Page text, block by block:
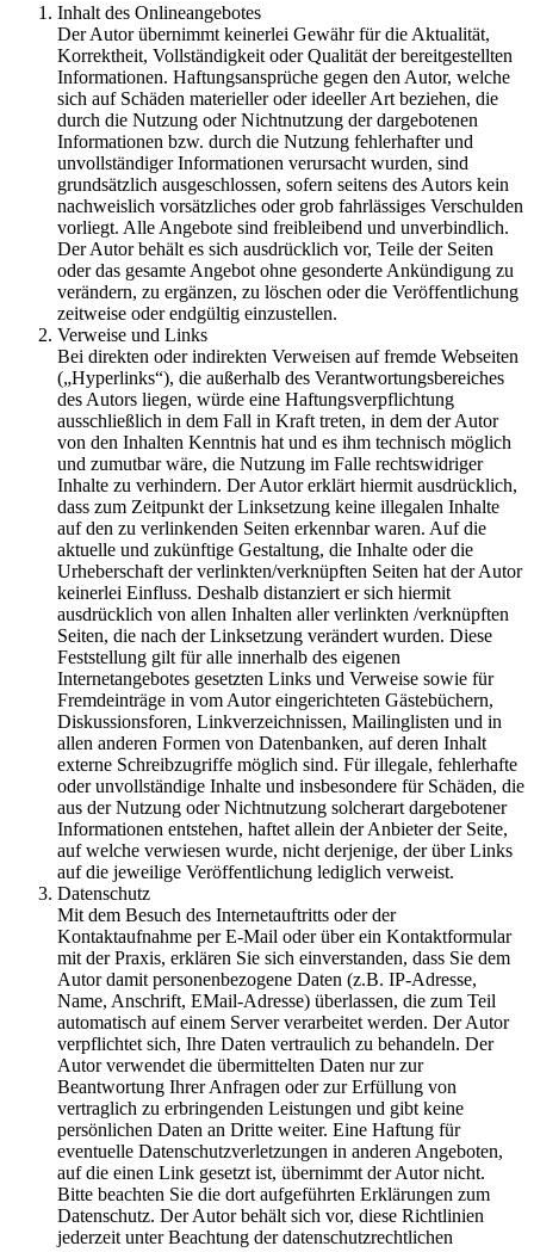
Inhalt des Onlineangebotes
Der Autor übernimmt keinerlei Gewähr für die Aktualität,
Korrektheit, Vollständigkeit oder Qualität der bereitgestellten
Informationen. Haftungsansprüche gegen den Autor, welche
sich auf Schäden materieller oder ideeller Art beziehen, die
durch die Nutzung oder Nichtnutzung der dargebotenen
Informationen bzw. durch die Nutzung fehlerhafter und
unvollständiger Informationen verursacht wurden, sind
grundsätzlich ausgeschlossen, sofern seitens des Autors kein
nachweislich vorsätzliches oder grob fahrlässiges Verschulden
vorliegt. Alle Angebote sind freibleibend und unverbindlich.
Der Autor behält es sich ausdrücklich vor, Teile der Seiten
oder das gesamte Angebot ohne gesonderte Ankündigung zu
verändern, zu ergänzen, zu löschen oder die Veröffentlichung
zeitweise oder endgültig einzustellen.
Verweise und Links
Bei direkten oder indirekten Verweisen auf fremde Webseiten
(„Hyperlinks“), die außerhalb des Verantwortungsbereiches
des Autors liegen, würde eine Haftungsverpflichtung
ausschließlich in dem Fall in Kraft treten, in dem der Autor
von den Inhalten Kenntnis hat und es ihm technisch möglich
und zumutbar wäre, die Nutzung im Falle rechtswidriger
Inhalte zu verhindern. Der Autor erklärt hiermit ausdrücklich,
dass zum Zeitpunkt der Linksetzung keine illegalen Inhalte
auf den zu verlinkenden Seiten erkennbar waren. Auf die
aktuelle und zukünftige Gestaltung, die Inhalte oder die
Urheberschaft der verlinkten/verknüpften Seiten hat der Autor
keinerlei Einfluss. Deshalb distanziert er sich hiermit
ausdrücklich von allen Inhalten aller verlinkten /verknüpften
Seiten, die nach der Linksetzung verändert wurden. Diese
Feststellung gilt für alle innerhalb des eigenen
Internetangebotes gesetzten Links und Verweise sowie für
Fremdeinträge in vom Autor eingerichteten Gästebüchern,
Diskussionsforen, Linkverzeichnissen, Mailinglisten und in
allen anderen Formen von Datenbanken, auf deren Inhalt
externe Schreibzugriffe möglich sind. Für illegale, fehlerhafte
oder unvollständige Inhalte und insbesondere für Schäden, die
aus der Nutzung oder Nichtnutzung solcherart dargebotener
Informationen entstehen, haftet allein der Anbieter der Seite,
auf welche verwiesen wurde, nicht derjenige, der über Links
auf die jeweilige Veröffentlichung lediglich verweist.
Datenschutz
Mit dem Besuch des Internetauftritts oder der
Kontaktaufnahme per E-Mail oder über ein Kontaktformular
mit der Praxis, erklären Sie sich einverstanden, dass Sie dem
Autor damit personenbezogene Daten (z.B. IP-Adresse,
Name, Anschrift, EMail-Adresse) überlassen, die zum Teil
automatisch auf einem Server verarbeitet werden. Der Autor
verpflichtet sich, Ihre Daten vertraulich zu behandeln. Der
Autor verwendet die übermittelten Daten nur zur
Beantwortung Ihrer Anfragen oder zur Erfüllung von
vertraglich zu erbringenden Leistungen und gibt keine
persönlichen Daten an Dritte weiter. Eine Haftung für
eventuelle Datenschutzverletzungen in anderen Angeboten,
auf die einen Link gesetzt ist, übernimmt der Autor nicht.
Bitte beachten Sie die dort aufgeführten Erklärungen zum
Datenschutz. Der Autor behält sich vor, diese Richtlinien
jederzeit unter Beachtung der datenschutzrechtlichen